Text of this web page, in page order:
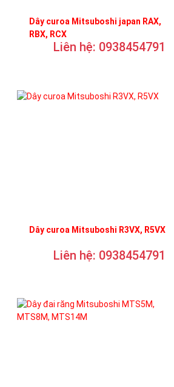
Dây curoa Mitsuboshi japan RAX,
RBX, RCX
Liên hệ: 0938454791
Dây curoa Mitsuboshi R3VX, R5VX
Liên hệ: 0938454791